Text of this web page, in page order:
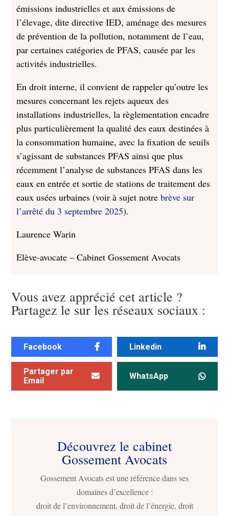
émissions industrielles et aux émissions de
l’élevage, dite directive IED, aménage des mesures
de prévention de la pollution, notamment de l’eau,
par certaines catégories de PFAS, causée par les
activités industrielles.
En droit interne, il convient de rappeler qu’outre les
mesures concernant les rejets aqueux des
installations industrielles, la règlementation encadre
plus particulièrement la qualité des eaux destinées à
la consommation humaine, avec la fixation de seuils
s’agissant de substances PFAS ainsi que plus
récemment l’analyse de substances PFAS dans les
eaux en entrée et sortie de stations de traitement des
eaux usées urbaines (voir à sujet notrebrève sur
l’arrêté du 3 septembre 2025).
Laurence Warin
Elève-avocate – Cabinet Gossement Avocats
Vous avez apprécié cet article ?
Partagez le sur les réseaux sociaux :
Facebook Linkedin
Partager par
Email
WhatsApp
Découvrez le cabinet
Gossement Avocats
Gossement Avocats est une référence dans ses
domaines d’excellence :
droit de l’environnement, droit de l’énergie, droit